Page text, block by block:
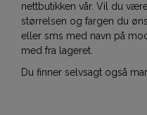
nettbutikken vår. Vil du
størrelsen og fargen du
eller sms med navn på
med fra lageret.
Du finner selvsagt også